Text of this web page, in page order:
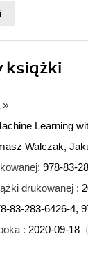
książki
»
Learning
Walczak,
978-83-
drukowanej :
83-283-6426-4,
: 2020-09-18